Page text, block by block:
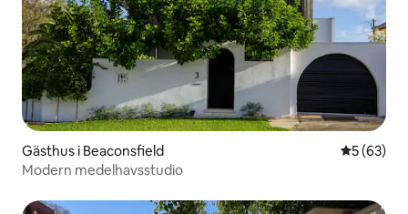
Gästhus i Beaconsfield 5 av 5 i
5 (63)
Modern medelhavsstudio